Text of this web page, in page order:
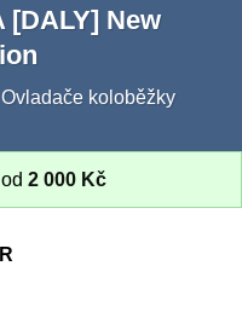
[DALY] New
Ovladače koloběžky
2 000 Kč